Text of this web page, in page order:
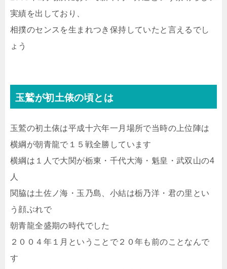
実績を出しており、
相撲のセンスを生まれつき保持していたと言えるでし
ょう
玉鷲が初土俵の頃とは
玉鷲の初土俵は平成十六年一月場所で当時の上位陣は
横綱が朝青龍で１５戦全勝しています
横綱は１人で大関が栃東・千代大海・魁皇・武双山の4
人
関脇は土佐ノ海・玉乃島、小結は栃乃洋・君の里とい
う顔ぶれで
朝青龍全盛期の時代でした
２００４年１月ということで２０年も前のことなんで
す